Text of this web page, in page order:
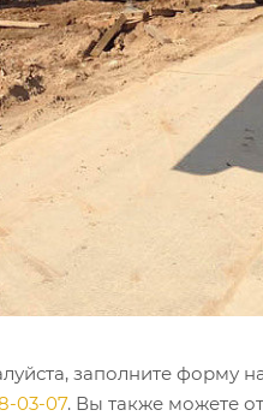
заполните форму
03-07. Вы также можете